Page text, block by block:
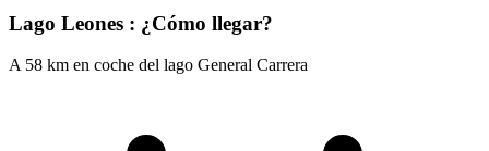
Lago Leones : ¿Cómo llegar?
A 58 km en coche del lago General Carrera